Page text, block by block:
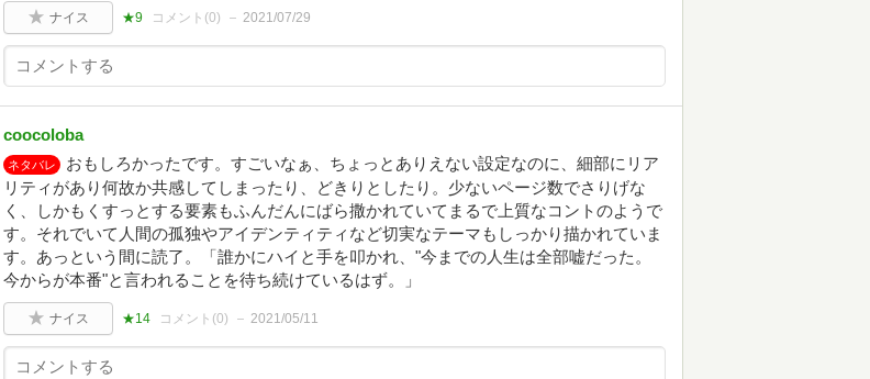
ナイス ★9 コメント(0) 2021/07/29
coocoloba
ネタバレ
おもしろかったです。すごいなぁ、ちょっとありえない設定なのに、細部にリア
リティがあり何故か共感してしまったり、どきりとしたり。少ないページ数でさりげな
く、しかもくすっとする要素もふんだんにばら撒かれていてまるで上質なコントのようで
す。それでいて人間の孤独やアイデンティティなど切実なテーマもしっかり描かれていま
す。あっという間に読了。「誰かにハイと手を叩かれ、"今までの人生は全部嘘だった。
今からが本番"と言われることを待ち続けているはず。」
ナイス ★14 コメント(0) 2021/05/11